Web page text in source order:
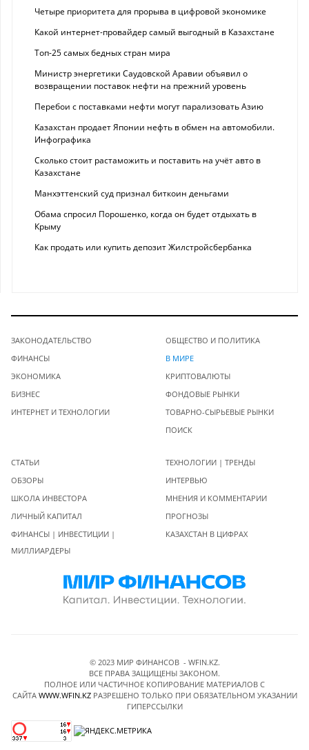
Четыре приоритета для прорыва в цифровой экономике
Какой интернет-провайдер самый выгодный в Казахстане
Топ-25 самых бедных стран мира
Министр энергетики Саудовской Аравии объявил о
возвращении поставок нефти на прежний уровень
Перебои с поставками нефти могут парализовать Азию
Казахстан продает Японии нефть в обмен на автомобили.
Инфографика
Сколько стоит растаможить и поставить на учёт авто в
Казахстане
Манхэттенский суд признал биткоин деньгами
Обама спросил Порошенко, когда он будет отдыхать в
Крыму
Как продать или купить депозит Жилстройсбербанка
ЗАКОНОДАТЕЛЬСТВО
ФИНАНСЫ
ЭКОНОМИКА
БИЗНЕС
ИНТЕРНЕТ И ТЕХНОЛОГИИ
ОБЩЕСТВО И ПОЛИТИКА
В МИРЕ
КРИПТОВАЛЮТЫ
ФОНДОВЫЕ РЫНКИ
ТОВАРНО-СЫРЬЕВЫЕ РЫНКИ
ПОИСК
СТАТЬИ
ОБЗОРЫ
ШКОЛА ИНВЕСТОРА
ЛИЧНЫЙ КАПИТАЛ
ФИНАНСЫ | ИНВЕСТИЦИИ |
МИЛЛИАРДЕРЫ
ТЕХНОЛОГИИ | ТРЕНДЫ
ИНТЕРВЬЮ
МНЕНИЯ И КОММЕНТАРИИ
ПРОГНОЗЫ
КАЗАХСТАН В ЦИФРАХ
© 2023 МИР ФИНАНСОВ - WFIN.KZ.
ВСЕ ПРАВА ЗАЩИЩЕНЫ ЗАКОНОМ.
ПОЛНОЕ ИЛИ ЧАСТИЧНОЕ КОПИРОВАНИЕ МАТЕРИАЛОВ C
САЙТА WWW.WFIN.KZРАЗРЕШЕНО ТОЛЬКО ПРИ ОБЯЗАТЕЛЬНОМ УКАЗАНИИ
ГИПЕРССЫЛКИ